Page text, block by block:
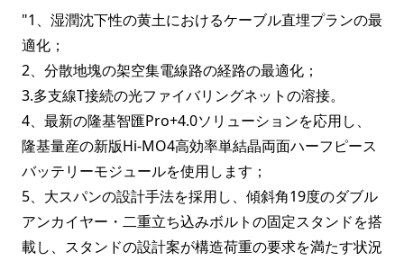
"1、湿潤沈下性の黄土におけるケーブル直埋プランの最
適化；
2、分散地塊の架空集電線路の経路の最適化；
3.多支線T接続の光ファイバリングネットの溶接。
4、最新の隆基智匯Pro+4.0ソリューションを応用し、
隆基量産の新版Hi-MO4高効率単結晶両面ハーフピース
バッテリーモジュールを使用します；
5、大スパンの設計手法を採用し、傾斜角19度のダブル
アンカイヤー・二重立ち込みボルトの固定スタンドを搭
載し、スタンドの設計案が構造荷重の要求を満たす状況